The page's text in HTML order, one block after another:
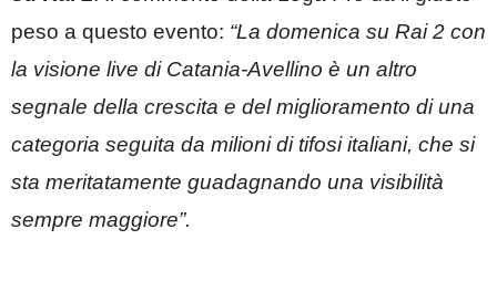
peso a questo evento: “La domenica su Rai 2 con
la visione live di Catania-Avellino è un altro
segnale della crescita e del miglioramento di una
categoria seguita da milioni di tifosi italiani, che si
sta meritatamente guadagnando una visibilità
sempre maggiore”.